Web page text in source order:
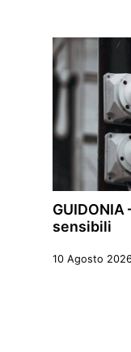
sensibili
10 Agosto 2026